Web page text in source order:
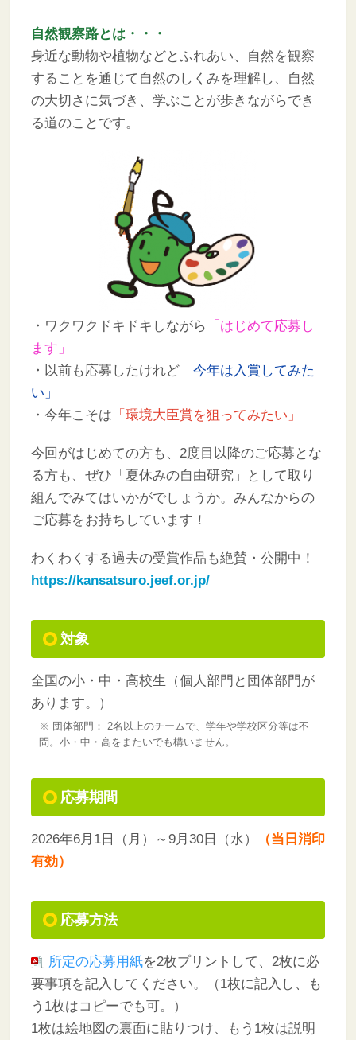
自然観察路とは・・・
身近な動物や植物などとふれあい、自然を観察
することを通じて自然のしくみを理解し、自然
の大切さに気づき、学ぶことが歩きながらでき
る道のことです。
・ワクワクドキドキしながら 「はじめて応募し
ます」
・以前も応募したけれど「今年は入賞してみた
い」
・今年こそは 「環境大臣賞を狙ってみたい」
今回がはじめての方も、2度目以降のご応募とな
る方も、ぜひ「夏休みの自由研究」として取り
組んでみてはいかがでしょうか。みんなからの
ご応募をお持ちしています！
わくわくする過去の受賞作品も絶賛・公開中！
https://kansatsuro.jeef.or.jp/
対象
全国の小・中・高校生（個人部門と団体部門が
あります。）
※ 団体部門： 2名以上のチームで、学年や学校区分等は不
問。小・中・高をまたいでも構いません。
応募期間
2026年6月1日（月）～9月30日（水）
（当日消印
有効）
応募方法
所定の応募用紙を2枚プリントして、2枚に必
要事項を記入してください。（1枚に記入し、も
う1枚はコピーでも可。）
1枚は絵地図の裏面に貼りつけ、もう1枚は説明